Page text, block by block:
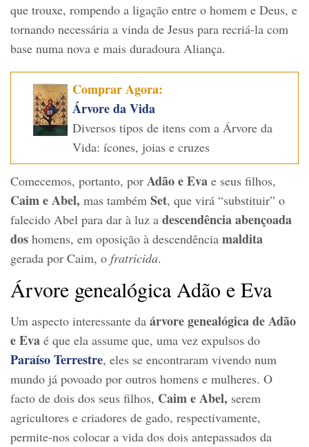
que trouxe, rompendo a ligação entre o homem e Deus, e
tornando necessária a vinda de Jesus para recriá-la com
base numa nova e mais duradoura Aliança.
Comprar Agora:
Árvore da Vida
Diversos tipos de itens com a Árvore da
Vida: ícones, joias e cruzes
Comecemos, portanto, por Adão e Eva e seus filhos,
Caim e Abel, mas também Set, que virá “substituir” o
falecido Abel para dar à luz a descendência abençoada
dos homens, em oposição à descendência maldita
gerada por Caim, o fratricida.
Árvore genealógica Adão e Eva
Um aspecto interessante da árvore genealógica de Adão
e Eva é que ela assume que, uma vez expulsos do
Paraíso Terrestre, eles se encontraram vivendo num
mundo já povoado por outros homens e mulheres. O
facto de dois dos seus filhos, Caim e Abel, serem
agricultores e criadores de gado, respectivamente,
permite-nos colocar a vida dos dois antepassados da